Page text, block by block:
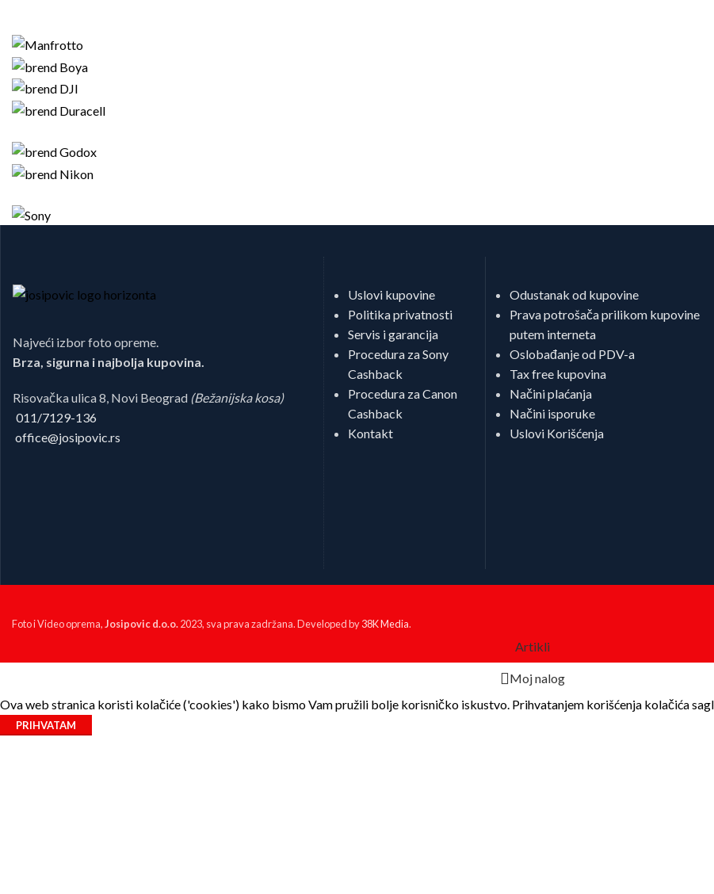
Najveći izbor foto opreme.
Brza, sigurna i najbolja kupovina.
Risovačka ulica 8, Novi Beograd (Bežanijska kosa)
011/7129-136
office@josipovic.rs
Uslovi kupovine
Politika privatnosti
Servis i garancija
Procedura za Sony
Cashback
Procedura za Canon
Cashback
Kontakt
Odustanak od kupovine
Prava potrošača prilikom kupovine
putem interneta
Oslobađanje od PDV-a
Tax free kupovina
Načini plaćanja
Načini isporuke
Uslovi Korišćenja
Foto i Video oprema,Josipovic d.o.o.2023, sva prava zadržana. Developed by38K Media.
Artikli
Moj nalog
Ova web stranica koristi kolačiće ('cookies') kako bismo Vam pružili bolje korisničko iskustvo. Prihvatanjem korišćenja kolačića
PRIHVATAM